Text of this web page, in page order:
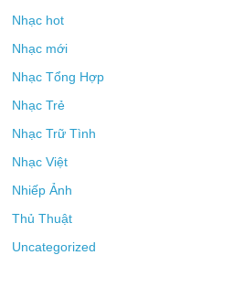
Nhạc hot
Nhạc mới
Nhạc Tổng Hợp
Nhạc Trẻ
Nhạc Trữ Tình
Nhạc Việt
Nhiếp Ảnh
Thủ Thuật
Uncategorized